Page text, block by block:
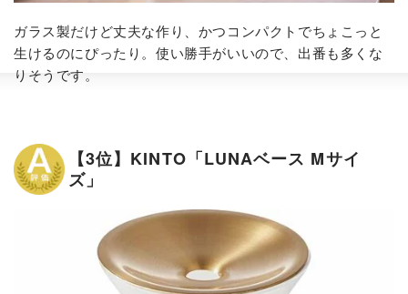
ガラス製だけど丈夫な作り、かつコンパクトでちょこっと
生けるのにぴったり。使い勝手がいいので、出番も多くな
りそうです。
【3位】KINTO「LUNAベース Mサイ
ズ」